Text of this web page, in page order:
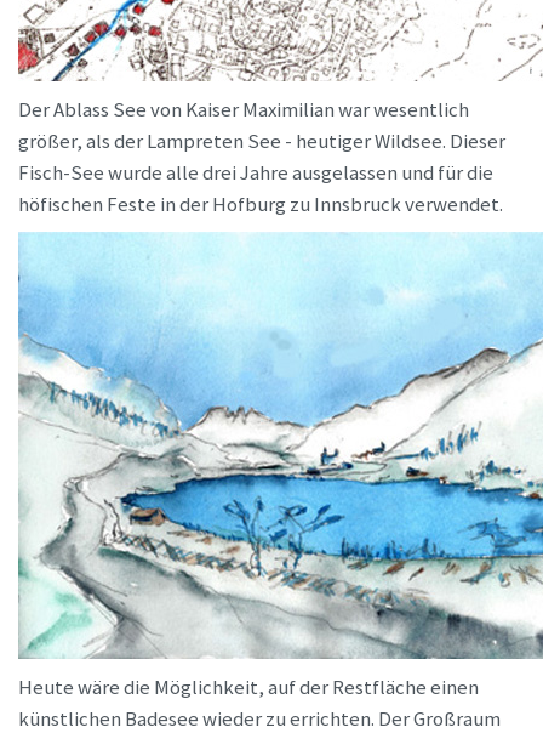
Der Ablass See von Kaiser Maximilian war wesentlich
größer, als der Lampreten See - heutiger Wildsee. Dieser
Fisch-See wurde alle drei Jahre ausgelassen und für die
höfischen Feste in der Hofburg zu Innsbruck verwendet.
Heute wäre die Möglichkeit, auf der Restfläche einen
künstlichen Badesee wieder zu errichten. Der Großraum